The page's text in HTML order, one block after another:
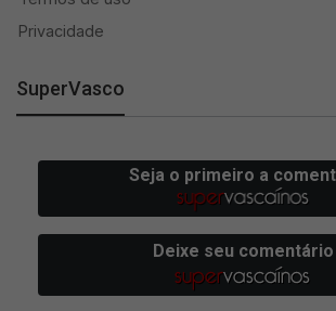
SuperVasco